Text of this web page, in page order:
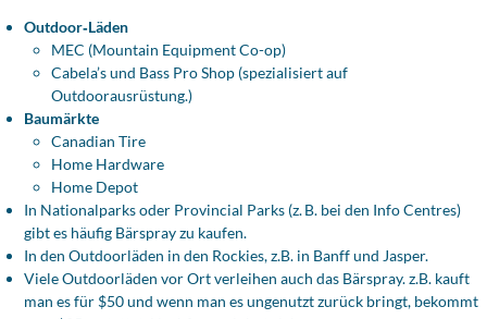
Outdoor‑Läden
MEC (Mountain Equipment Co-op)
Cabela’s und Bass Pro Shop (spezialisiert auf
Outdoorausrüstung.)
Baumärkte
Canadian Tire
Home Hardware
Home Depot
In Nationalparks oder Provincial Parks (z. B. bei den Info Centres)
gibt es häufig Bärspray zu kaufen.
In den Outdoorläden in den Rockies, z.B. in Banff und Jasper.
Viele Outdoorläden vor Ort verleihen auch das Bärspray. z.B. kauft
man es für $50 und wenn man es ungenutzt zurück bringt, bekommt